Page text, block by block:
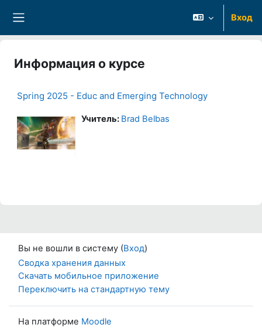
Вход
Информация о курсе
Spring 2025 - Educ and Emerging Technology
Учитель: Brad Belbas
Вы не вошли в систему (Вход)
Сводка хранения данных
Скачать мобильное приложение
Переключить на стандартную тему
На платформе Moodle